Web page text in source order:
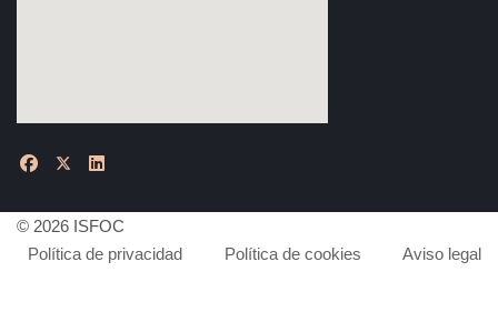
© 2026 ISFOC
Política de privacidad
Política de cookies Aviso legal